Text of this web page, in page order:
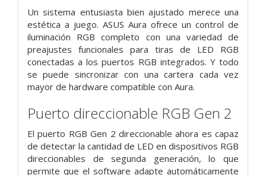
Un sistema entusiasta bien ajustado merece una
estética a juego. ASUS Aura ofrece un control de
iluminación RGB completo con una variedad de
preajustes funcionales para tiras de LED RGB
conectadas a los puertos RGB integrados. Y todo
se puede sincronizar con una cartera cada vez
mayor de hardware compatible con Aura.
Puerto direccionable RGB Gen 2
El puerto RGB Gen 2 direccionable ahora es capaz
de detectar la cantidad de LED en dispositivos RGB
direccionables de segunda generación, lo que
permite que el software adapte automáticamente